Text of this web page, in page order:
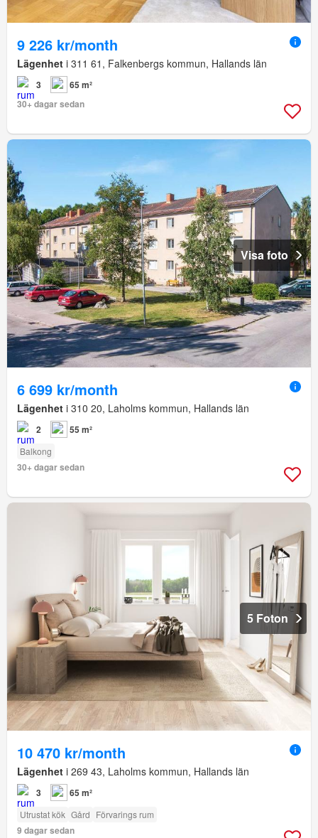
9 226 kr/month
Lägenhet i 311 61, Falkenbergs kommun, Hallands län
3
65 m²
30+ dagar sedan
Visa foto
6 699 kr/month
Lägenhet i 310 20, Laholms kommun, Hallands län
2 55 m²
Balkong
30+ dagar sedan
5 Foton
10 470 kr/month
Lägenhet i 269 43, Laholms kommun, Hallands län
3 65 m²
Utrustat kök Gård Förvarings rum
9 dagar sedan